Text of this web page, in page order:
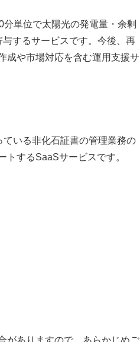
単位で太陽光の発電量・余剰
するサービスです。今後、再
成や市場対応を含む運用支援サ
いる非化石証書の管理業務の
するSaaSサービスです。